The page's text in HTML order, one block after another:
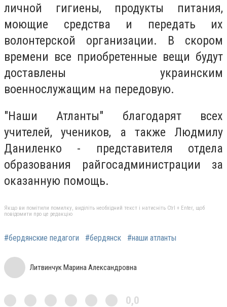
личной гигиены, продукты питания,
моющие средства и передать их
волонтерской организации. В скором
времени все приобретенные вещи будут
доставлены украинским
военнослужащим на передовую.
"Наши Атланты" благодарят всех
учителей, учеников, а также Людмилу
Даниленко - представителя отдела
образования райгосадминистрации за
оказанную помощь.
Якщо ви помітили помилку, виділіть необхідний текст і натисніть Ctrl + Enter, щоб
повідомити про це редакцію
#бердянские педагоги #бердянск #наши атланты
Литвинчук Марина Александровна
0,0